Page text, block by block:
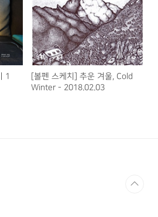
1
[볼펜 스케치] 추운 겨울, Cold
Winter - 2018.02.03